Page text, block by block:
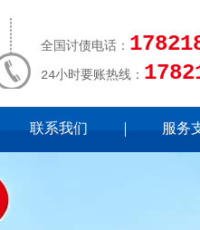
全国讨债电话：
24小时要账热线：
联系我们 服务